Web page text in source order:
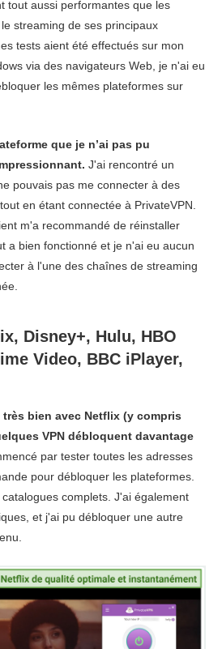
tout aussi performantes que les
streaming de ses principaux
tests aient été effectués sur mon
via des navigateurs Web, je n'ai eu
les mêmes plateformes sur
que je n’ai pas pu
J'ai rencontré un
pouvais pas me connecter à des
en étant connectée à PrivateVPN.
m'a recommandé de réinstaller
a bien fonctionné et je n'ai eu aucun
à l'une des chaînes de streaming
Disney+, Hulu, HBO
Video, BBC iPlayer,
bien avec Netflix (y compris
VPN débloquent davantage
par tester toutes les adresses
pour débloquer les plateformes.
complets. J'ai également
et j'ai pu débloquer une autre